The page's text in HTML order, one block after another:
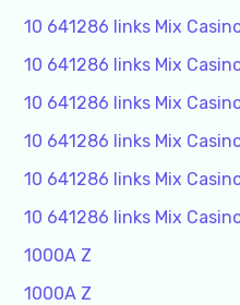
10 641286 links Mix
10 641286 links Mix
10 641286 links Mix
10 641286 links Mix
10 641286 links Mix
10 641286 links Mix
1000A Z
1000A Z